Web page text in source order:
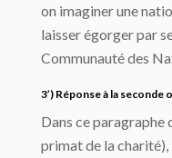
on imaginer une
laisser égorger par
Communauté des
3’) Réponse à la
Dans ce paragraphe
primat de la charité),